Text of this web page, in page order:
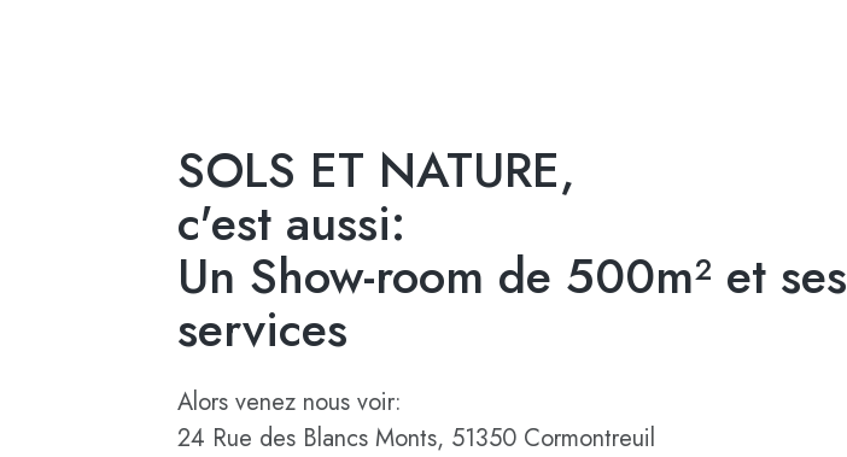
SOLS ET NATURE,
c'est aussi:
Un Show-room de 500m² et ses
services
Alors venez nous voir:
24 Rue des Blancs Monts, 51350 Cormontreuil